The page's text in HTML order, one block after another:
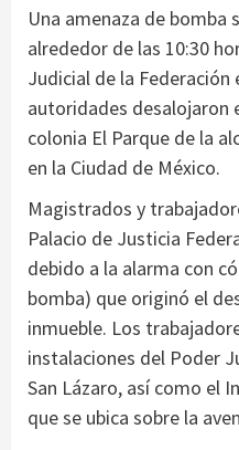
Una amenaza de
alrededor de las 10:30
Judicial de la Federación
autoridades desalojaron
colonia El Parque de la
en la Ciudad de México.
Magistrados y
Palacio de Justicia
debido a la alarma con
bomba) que originó el
inmueble. Los
instalaciones del Poder
San Lázaro, así como el
que se ubica sobre la